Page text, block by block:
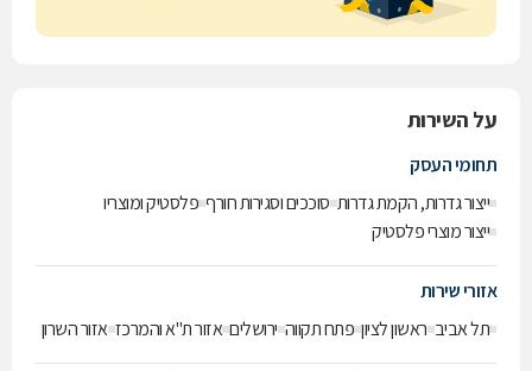
על השירות
תחומי העסק
ייצור גדרות, הקמת גדרות סוככים וסגירות חורף פלסטיק ומוצריו
ייצור מוצרי פלסטיק
אזורי שירות
תל אביב ראשון לציון פתח תקווה ירושלים אזור ת"א והמרכז אזור השרון